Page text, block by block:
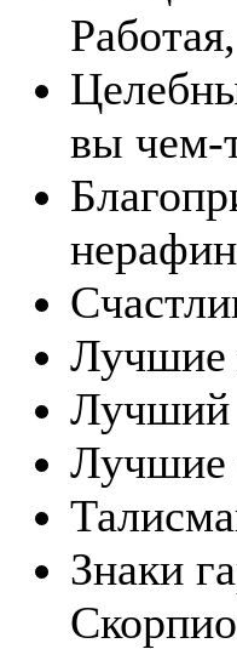
вы чем-
Лучшие
Лучший
Лучшие
Знаки